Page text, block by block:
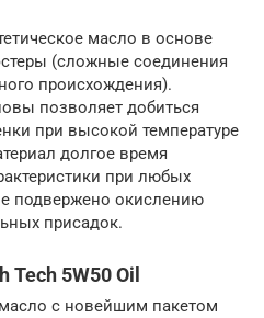
масло в основе
(сложные соединения
происхождения).
позволяет добиться
при высокой температуре
долгое время
при любых
подвержено окислению
присадок.
5W50 Oil
с новейшим пакетом